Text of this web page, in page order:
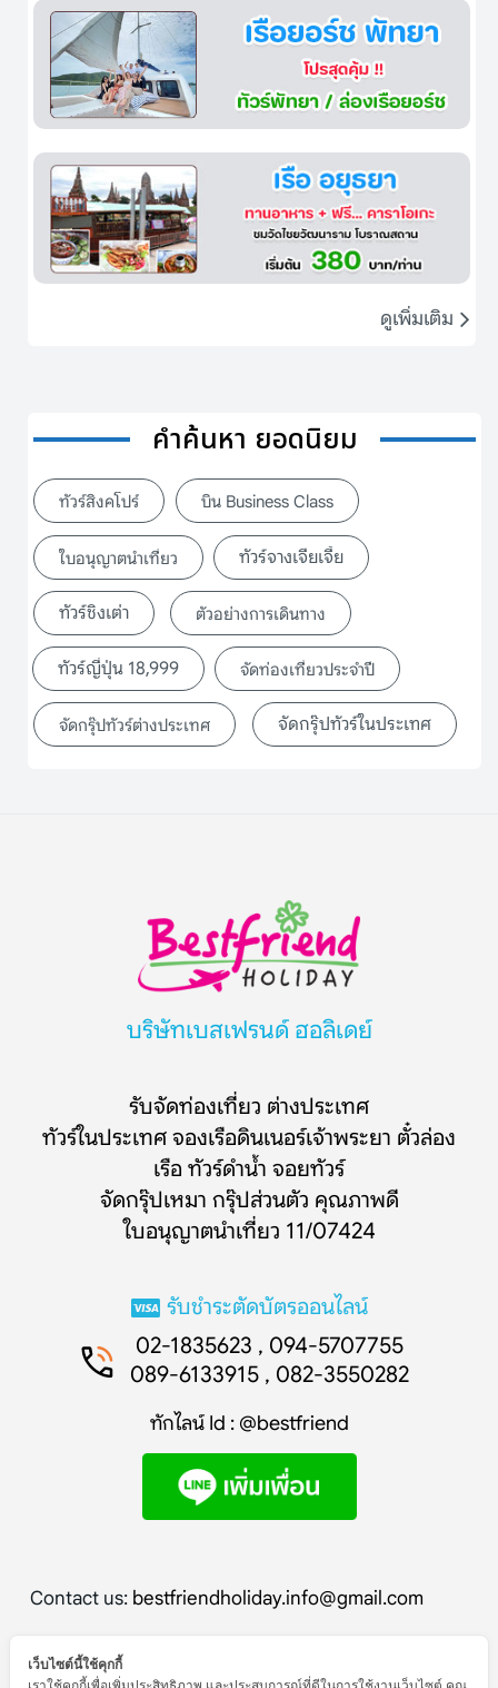
ดูเพิ่มเติม
คำค้นหา ยอดนิยม
ทัวร์สิงคโปร์ บิน Business Class
ใบอนุญาตนำเที่ยว ทัวร์จางเจียเจี้ย
ทัวร์ชิงเต่า ตัวอย่างการเดินทาง
ทัวร์ญี่ปุ่น 18,999 จัดท่องเที่ยวประจำปี
จัดกรุ๊ปทัวร์ต่างประเทศ จัดกรุ๊ปทัวร์ในประเทศ
บริษัทเบสเฟรนด์ ฮอลิเดย์
รับจัดท่องเที่ยว ต่างประเทศ
ทัวร์ในประเทศ จองเรือดินเนอร์เจ้าพระยา ตั๋วล่อง
เรือ ทัวร์ดำน้ำ จอยทัวร์
จัดกรุ๊ปเหมา กรุ๊ปส่วนตัว คุณภาพดี
ใบอนุญาตนำเที่ยว 11/07424
รับชำระตัดบัตรออนไลน์
02-1835623 , 094-5707755
089-6133915 , 082-3550282
ทักไลน์ Id : @bestfriend
Contact us: bestfriendholiday.info@gmail.com
เว็บไซต์นี้ใช้คุกกี้